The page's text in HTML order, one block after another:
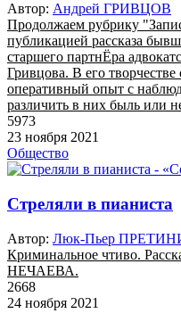
Автор: Андрей ГРИВЦОВ
Продолжаем рубрику
публикацией рассказа
старшего партнЁра
Гривцова. В его
оперативный опыт с
различить в них быль или
5973
23 ноября 2021
Общество
Стреляли в пианиста
Автор: Люк-Пьер
Криминальное чтиво.
НЕЧАЕВА.
2668
24 ноября 2021